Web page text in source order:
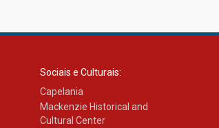
educação superior
Sociais e Culturais:
Capelania
Mackenzie Historical and
Cultural Center